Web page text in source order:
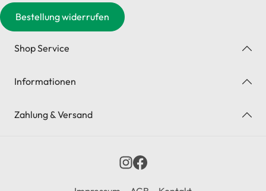
Bestellung widerrufen
Shop Service
Informationen
Zahlung & Versand